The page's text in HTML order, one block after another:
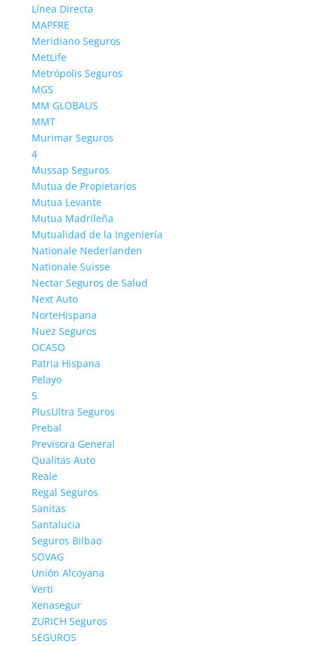
Línea Directa
MAPFRE
Meridiano Seguros
MetLife
Metrópolis Seguros
MGS
MM GLOBALIS
MMT
Murimar Seguros
4
Mussap Seguros
Mutua de Propietarios
Mutua Levante
Mutua Madrileña
Mutualidad de la Ingeniería
Nationale Nederlanden
Nationale Suisse
Nectar Seguros de Salud
Next Auto
NorteHispana
Nuez Seguros
OCASO
Patria Hispana
Pelayo
5
PlusUltra Seguros
Prebal
Previsora General
Qualitas Auto
Reale
Regal Seguros
Sanitas
Santalucia
Seguros Bilbao
SOVAG
Unión Alcoyana
Verti
Xenasegur
ZURICH Seguros
SEGUROS
Quienes Somos
El Grupo Seguros Generales es uno de los pioneros
encomparación de seguros
operativo desde 2008 con su portal principal
www.seguros-generales.es actualmente es uno de
los mayores grupos de comparación y contratación
de seguros online con más de 50 portales en
internet.
Comparadores de Seguros
Comparador de Seguros
Comparador de Seguros de Coche
Comparador de Seguros de Moto
Comparador de Seguros de Hogar
Comparador de Seguros de Salud
Comparador de Seguros de Vida
Comparador de Seguros de Decesos
Contacto / Notas Legales
Telf. de Contacto 902 733 299
Política de Cookies
Nota Legal
Administrador
Mapa del Sitio
Solicitar Seguros
Información:
Contratación:917 567 108
Información: